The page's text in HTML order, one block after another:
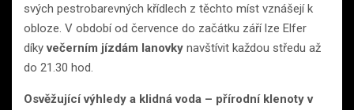
svých pestrobarevných křídlech z těchto míst vznášejí k
obloze. V období od července do začátku září lze Elfer
díkyvečerním jízdám lanovky navštívit každou středu až
do 21.30 hod.
Osvěžující výhledy a klidná voda – přírodní klenoty v